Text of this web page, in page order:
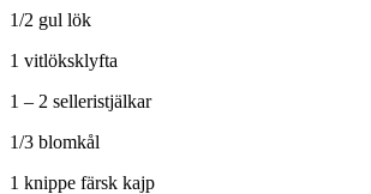
1/2 gul lök
1 vitlöksklyfta
1 – 2 selleristjälkar
1/3 blomkål
1 knippe färsk kajp